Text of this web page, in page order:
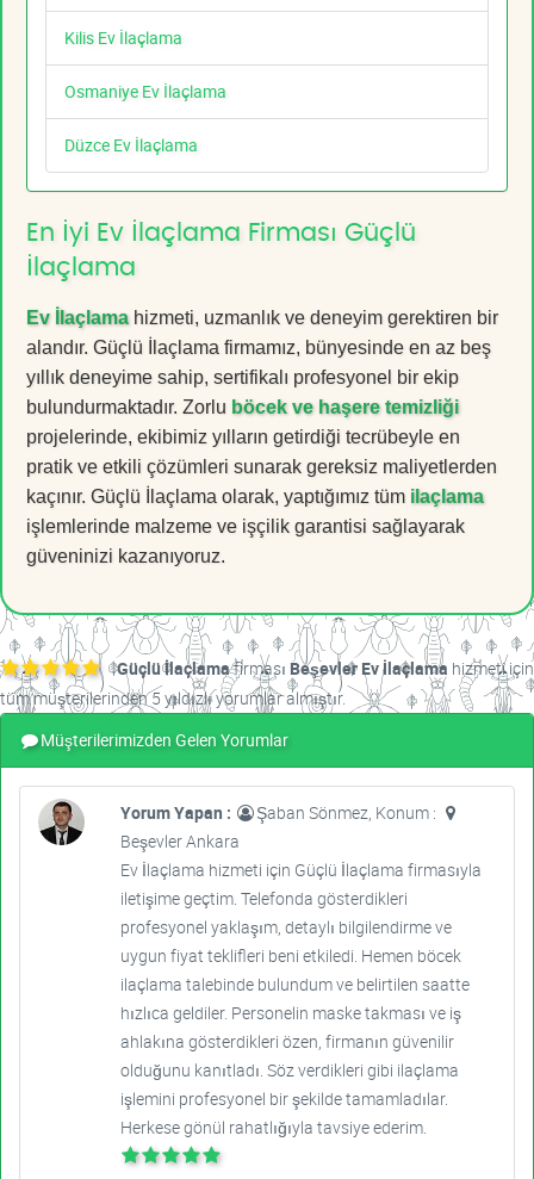
Kilis Ev İlaçlama
Osmaniye Ev İlaçlama
Düzce Ev İlaçlama
En İyi Ev İlaçlama Firması Güçlü
İlaçlama
Ev İlaçlamahizmeti, uzmanlık ve deneyim gerektiren bir
alandır. Güçlü İlaçlama firmamız, bünyesinde en az beş
yıllık deneyime sahip, sertifikalı profesyonel bir ekip
bulundurmaktadır. Zorlu böcek ve haşere temizliği
projelerinde, ekibimiz yılların getirdiği tecrübeyle en
pratik ve etkili çözümleri sunarak gereksiz maliyetlerden
kaçınır. Güçlü İlaçlama olarak, yaptığımız tüm ilaçlama
işlemlerinde malzeme ve işçilik garantisi sağlayarak
güveninizi kazanıyoruz.
Güçlü İlaçlamafirması Beşevler Ev İlaçlama hizmeti için
tüm müşterilerinden 5 yıldızlı yorumlar almıştır.
Müşterilerimizden Gelen Yorumlar
Yorum Yapan :
Şaban Sönmez, Konum :
Beşevler Ankara
Ev İlaçlama hizmeti için Güçlü İlaçlama firmasıyla
iletişime geçtim. Telefonda gösterdikleri
profesyonel yaklaşım, detaylı bilgilendirme ve
uygun fiyat teklifleri beni etkiledi. Hemen böcek
ilaçlama talebinde bulundum ve belirtilen saatte
hızlıca geldiler. Personelin maske takması ve iş
ahlakına gösterdikleri özen, firmanın güvenilir
olduğunu kanıtladı. Söz verdikleri gibi ilaçlama
işlemini profesyonel bir şekilde tamamladılar.
Herkese gönül rahatlığıyla tavsiye ederim.